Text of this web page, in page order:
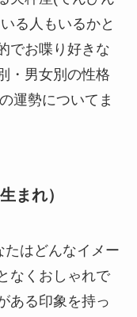
る人もいるかと
でお喋り好きな
・男女別の性格
運勢についてま
まれ）
たはどんなイメー
なくおしゃれで
ある印象を持っ